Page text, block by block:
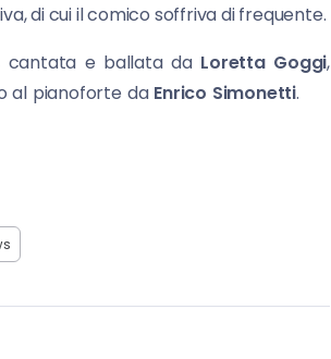
di cui il comico soffriva di frequente.
cantata e ballata da Loretta Goggi,
al pianoforte da Enrico Simonetti.